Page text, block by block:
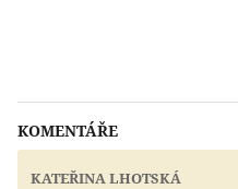
KOMENTÁŘE
KATEŘINA LHOTSKÁ